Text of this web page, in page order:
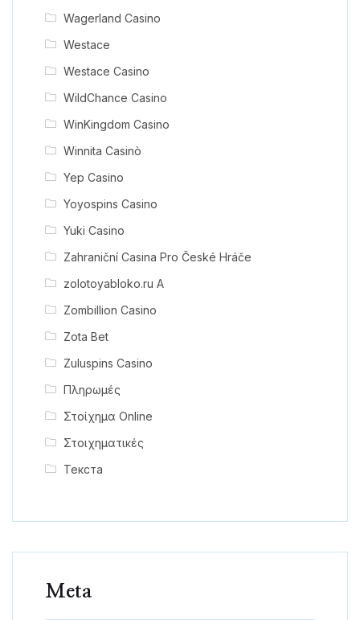
Wagerland Casino
Westace
Westace Casino
WildChance Casino
WinKingdom Casino
Winnita Casinò
Yep Casino
Yoyospins Casino
Yuki Casino
Zahraniční Casina Pro České Hráče
zolotoyabloko.ru A
Zombillion Casino
Zota Bet
Zuluspins Casino
Πληρωμές
Στοίχημα Online
Στοιχηματικές
Текста
Meta